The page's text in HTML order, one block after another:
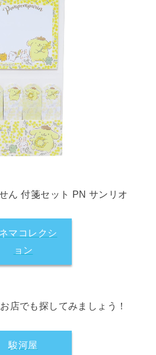
ん 付箋セット PN サンリオ
マコレクシ
ョン
店でも探してみましょう！
駿河屋